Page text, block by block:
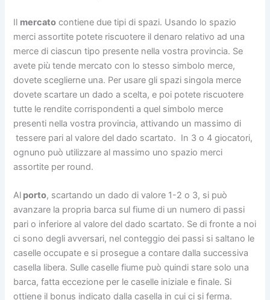
Il mercato contiene due tipi di spazi. Usando lo spazio
merci assortite potete riscuotere il denaro relativo ad una
merce di ciascun tipo presente nella vostra provincia. Se
avete più tende mercato con lo stesso simbolo merce,
dovete sceglierne una. Per usare gli spazi singola merce
dovete scartare un dado a scelta, e poi potete riscuotere
tutte le rendite corrispondenti a quel simbolo merce
presenti nella vostra provincia, attivando un massimo di
tessere pari al valore del dado scartato. In 3 o 4 giocatori,
ognuno può utilizzare al massimo uno spazio merci
assortite per round.
Al porto, scartando un dado di valore 1-2 o 3, si può
avanzare la propria barca sul fiume di un numero di passi
pari o inferiore al valore del dado scartato. Se di fronte a noi
ci sono degli avversari, nel conteggio dei passi si saltano le
caselle occupate e si prosegue a contare dalla successiva
casella libera. Sulle caselle fiume può quindi stare solo una
barca, fatta eccezione per le caselle iniziale e finale. Si
ottiene il bonus indicato dalla casella in cui ci si ferma.